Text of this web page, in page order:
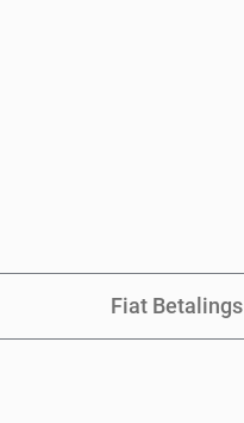
Fiat Betalings